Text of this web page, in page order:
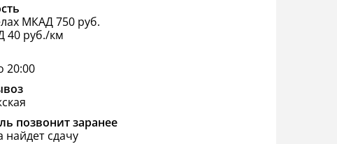
МКАД 750 руб.
40 руб./км
20:00
позвонит заранее
найдет сдачу